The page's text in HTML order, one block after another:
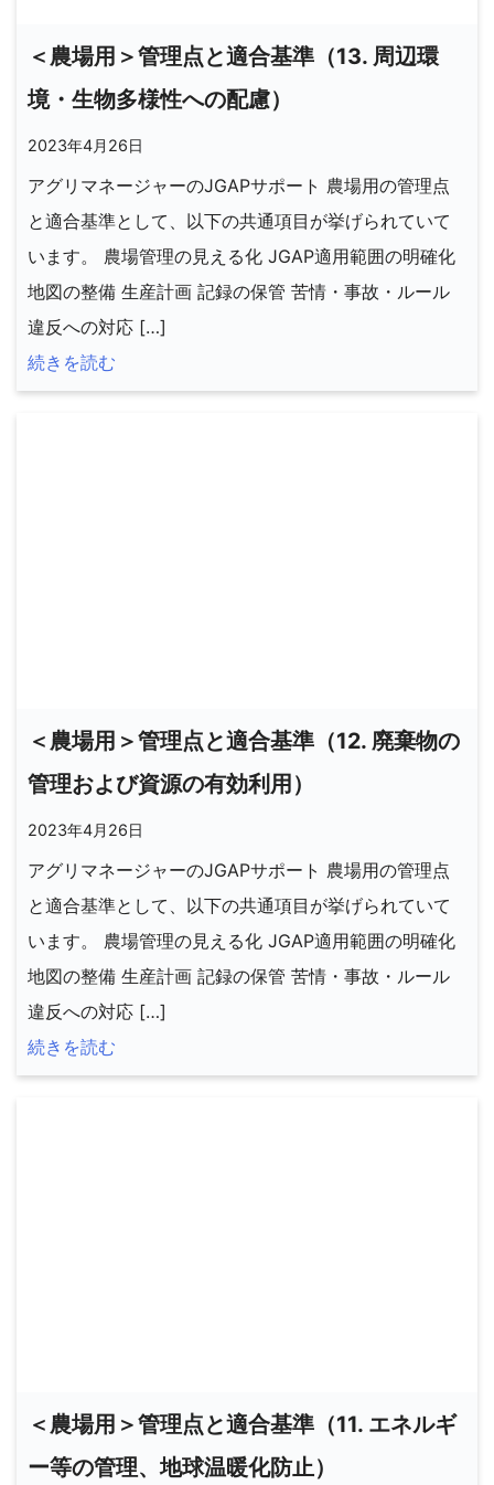
＜農場用＞管理点と適合基準（13. 周辺環
境・生物多様性への配慮）
2023年4月26日
アグリマネージャーのJGAPサポート 農場用の管理点
と適合基準として、以下の共通項目が挙げられていて
います。 農場管理の見える化 JGAP適用範囲の明確化
地図の整備 生産計画 記録の保管 苦情・事故・ルール
違反への対応 […]
続きを読む
＜農場用＞管理点と適合基準（12. 廃棄物の
管理および資源の有効利用）
2023年4月26日
アグリマネージャーのJGAPサポート 農場用の管理点
と適合基準として、以下の共通項目が挙げられていて
います。 農場管理の見える化 JGAP適用範囲の明確化
地図の整備 生産計画 記録の保管 苦情・事故・ルール
違反への対応 […]
続きを読む
＜農場用＞管理点と適合基準（11. エネルギ
ー等の管理、地球温暖化防止）